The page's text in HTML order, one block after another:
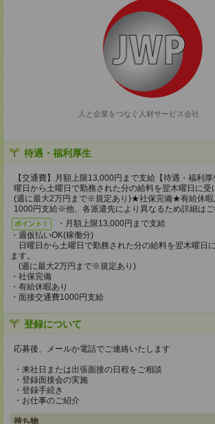
人と企業をつなぐ人材サービス会社
待遇・福利厚生
【交通費】月額上限13,000円まで支給【待遇・福利
曜日から土曜日で勤務された分の給料を翌木曜日に受
(週に最大2万円まで※規定あり)★社保完備★有給休
1000円支給※他、各派遣先により異なるため詳細は
ポイント！
・月額上限13,000円まで支給
・週仮払いOK(稼働分)
日曜日から土曜日で勤務された分の給料を翌木曜日
ます。
(週に最大2万円まで※規定あり)
・社保完備
・有給休暇あり
・面接交通費1000円支給
登録について
応募後、メールか電話でご連絡いたします
・来社日または出張面接の日程をご相談
・登録面接会の実施
・登録手続き
・お仕事のご紹介
持ち物